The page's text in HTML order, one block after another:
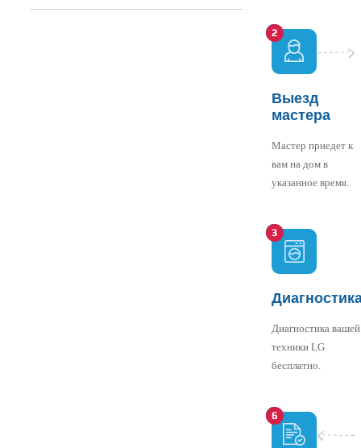
Выезд
мастера
Мастер приедет к
вам на дом в
указанное время.
Диагностика вашей
техники LG
бесплатно.